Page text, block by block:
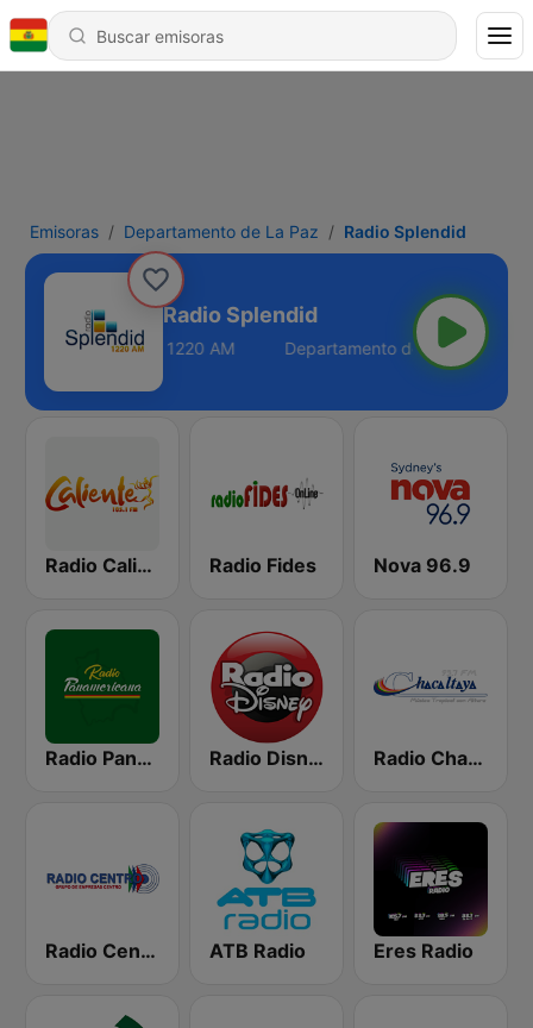
Emisoras Departamento de La Paz Radio Splendid
Radio Splendid
de La Paz - 1220 AM
Radio Caliente 105.1 FM Radio Fides Nova 96.9
Radio Panamericana Radio Disney Bolivia Radio Chacaltaya
Radio Centro FM 96.1 ATB Radio Eres Radio